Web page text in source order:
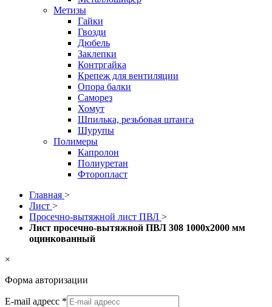
Метизы
Гайки
Гвозди
Дюбель
Заклепки
Контргайка
Крепеж для вентиляции
Опора балки
Саморез
Хомут
Шпилька, резьбовая штанга
Шурупы
Полимеры
Капролон
Полиуретан
Фторопласт
Главная >
Лист >
Просечно-вытяжной лист ПВЛ >
Лист просечно-вытяжной ПВЛ 308 1000х2000 мм
оцинкованный
×
Форма авторизации
E-mail адресс *